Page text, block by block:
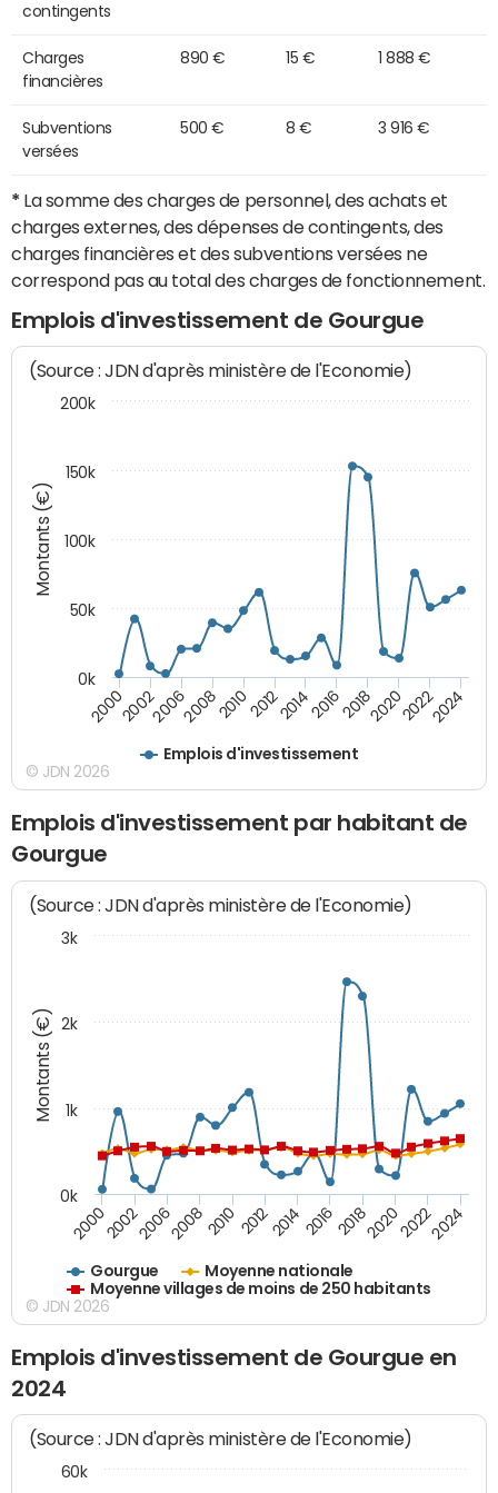
contingents
Charges
financières
890 € 15 € 1 888 €
Subventions
versées
500 € 8 € 3 916 €
* La somme des charges de personnel, des achats et
charges externes, des dépenses de contingents, des
charges financières et des subventions versées ne
correspond pas au total des charges de fonctionnement.
Emplois d'investissement de Gourgue
Montants (€)
(Source : JDN d'après ministère de l'Economie)
Emplois d'investissement
200020022006200820102012201420162018202020222024
0k
50k
100k
150k
200k
© JDN 2026
Emplois d'investissement par habitant de
Gourgue
Montants (€)
(Source : JDN d'après ministère de l'Economie)
Gourgue
Moyenne nationale
Moyenne villages de moins de 250 habitants
20002002200620082010 2012201420162018202020222024
0k
1k
2k
3k
© JDN 2026
Emplois d'investissement de Gourgue en
2024
(Source : JDN d'après ministère de l'Economie)
60k